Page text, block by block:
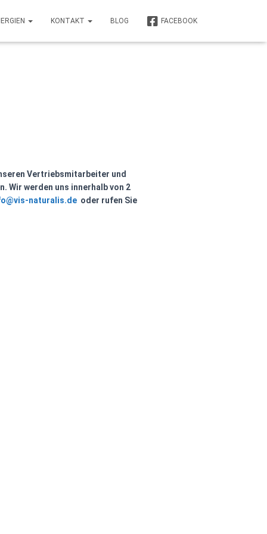
KONTAKT BLOG FACEBOOK
Vertriebsmitarbeiter und
Wir werden uns innerhalb von 2
naturalis.de oder rufen Sie